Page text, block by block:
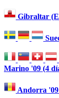
Gibraltar
Marino '09 (4
Andorra '09